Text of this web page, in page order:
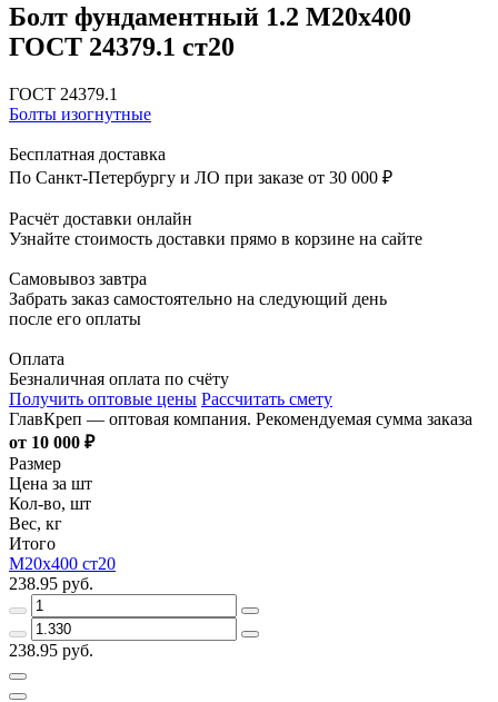
Болт фундаментный 1.2 М20х400
ГОСТ 24379.1 ст20
ГОСТ 24379.1
Болты изогнутные
Бесплатная доставка
По Санкт-Петербургу и ЛО при заказе от 30 000 ₽
Расчёт доставки онлайн
Узнайте стоимость доставки прямо в корзине на сайте
Самовывоз завтра
Забрать заказ самостоятельно на следующий день
после его оплаты
Оплата
Безналичная оплата по счёту
Получить оптовые цены Рассчитать смету
ГлавКреп — оптовая компания. Рекомендуемая сумма заказа
от 10 000 ₽
Размер
Цена за шт
Кол-во, шт
Вес, кг
Итого
М20х400 ст20
238.95 руб.
238.95 руб.